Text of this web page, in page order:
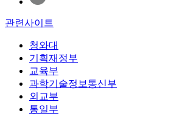
관련사이트
청와대
기획재정부
교육부
과학기술정보통신부
외교부
통일부